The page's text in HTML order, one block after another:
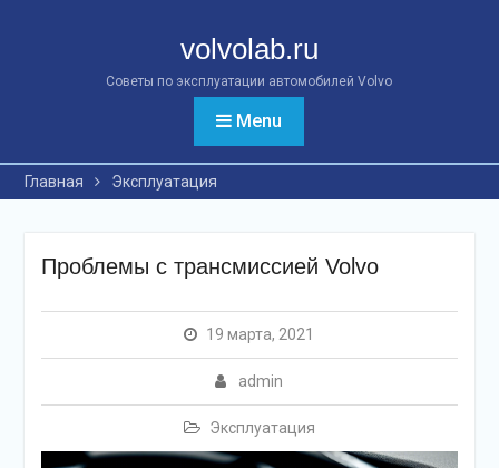
volvolab.ru
Советы по эксплуатации автомобилей Volvo
Menu
Главная Эксплуатация
Проблемы с трансмиссией Volvo
19 марта, 2021
admin
Эксплуатация